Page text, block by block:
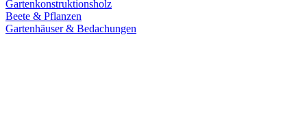
Gartenkonstruktionsholz
Beete & Pflanzen
Gartenhäuser & Bedachungen